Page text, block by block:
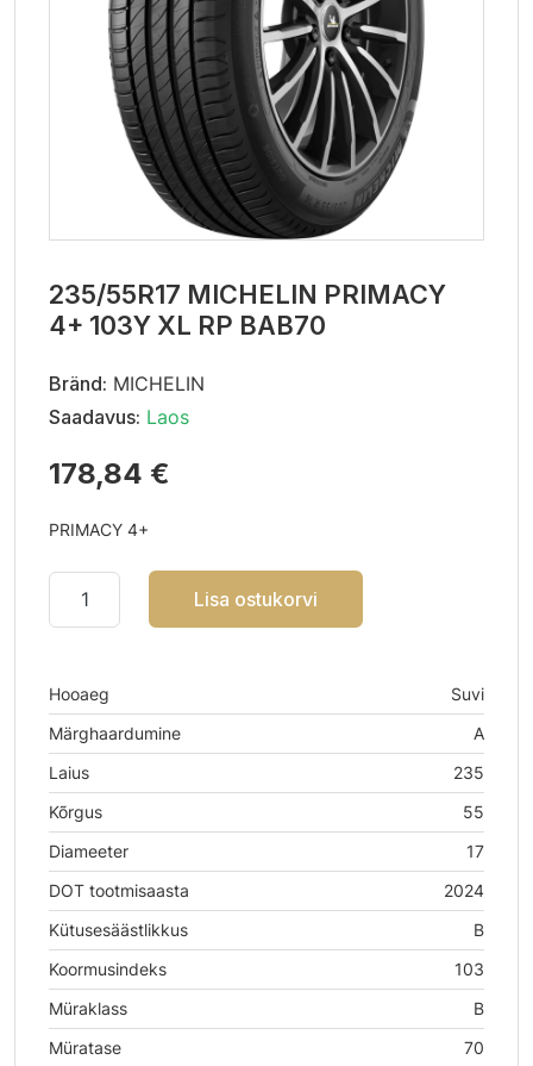
235/55R17 MICHELIN PRIMACY
4+ 103Y XL RP BAB70
Bränd: MICHELIN
Saadavus: Laos
178,84 €
PRIMACY 4+
Lisa ostukorvi
Hooaeg
Suvi
Märghaardumine
A
Laius
235
Kõrgus
55
Diameeter
17
DOT tootmisaasta
2024
Kütusesäästlikkus
B
Koormusindeks
103
Müraklass
B
Müratase
70